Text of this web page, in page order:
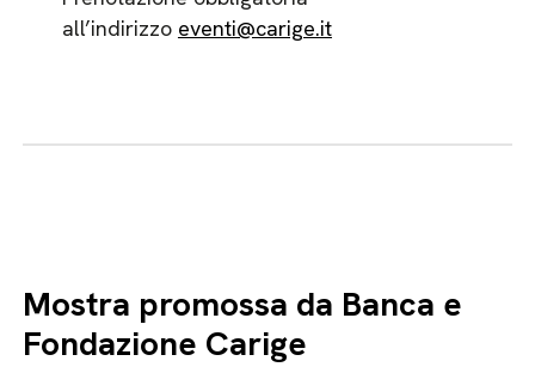
all’indirizzo eventi@carige.it
Mostra promossa da Banca e
Fondazione Carige